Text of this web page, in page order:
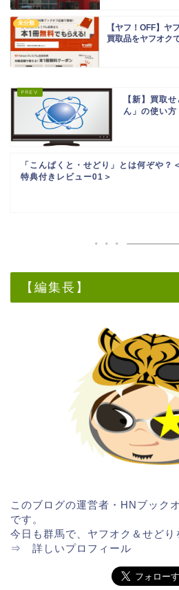
未分類
【ヤフ！OFF】ヤ
買取品をヤフオク
【新】買取
ん」の使い方
「こんぱくと・せどり」とは何ぞや？＜
特典付きレビュー01＞
【編集長】
このブログの運営者・HNブック
です。
今日も群馬で、ヤフオク＆せどり
⇒ 詳しいプロフィール